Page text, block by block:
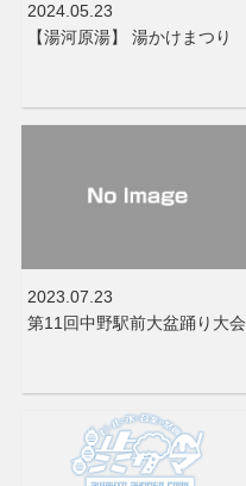
2024.05.23
【湯河原湯】 湯かけまつり
2023.07.23
第11回中野駅前大盆踊り大会